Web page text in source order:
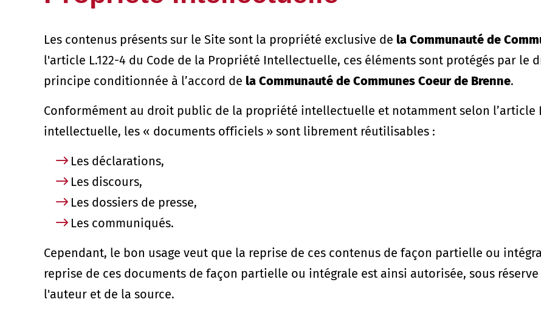
Les contenus présents sur le Site sont la propriété exclusive de la Communauté de
l'article L.122-4 du Code de la Propriété Intellectuelle, ces éléments sont protégés par le
principe conditionnée à l’accord de la Communauté de Communes Coeur de Brenne.
Conformément au droit public de la propriété intellectuelle et notamment selon l’article
intellectuelle, les « documents officiels » sont librement réutilisables :
Les déclarations,
Les discours,
Les dossiers de presse,
Les communiqués.
Cependant, le bon usage veut que la reprise de ces contenus de façon partielle ou
reprise de ces documents de façon partielle ou intégrale est ainsi autorisée, sous
l'auteur et de la source.